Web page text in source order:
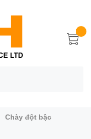
Chày đột bậc